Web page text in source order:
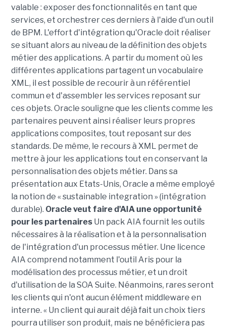
valable : exposer des fonctionnalités en tant que
services, et orchestrer ces derniers à l'aide d'un outil
de BPM. L'effort d'intégration qu'Oracle doit réaliser
se situant alors au niveau de la définition des objets
métier des applications. A partir du moment où les
différentes applications partagent un vocabulaire
XML, il est possible de recourir à un référentiel
commun et d'assembler les services reposant sur
ces objets. Oracle souligne que les clients comme les
partenaires peuvent ainsi réaliser leurs propres
applications composites, tout reposant sur des
standards. De même, le recours à XML permet de
mettre à jour les applications tout en conservant la
personnalisation des objets métier. Dans sa
présentation aux Etats-Unis, Oracle a même employé
la notion de « sustainable integration » (intégration
durable). Oracle veut faire d'AIA une opportunité
pour les partenairesUn pack AIA fournit les outils
nécessaires à la réalisation et à la personnalisation
de l'intégration d'un processus métier. Une licence
AIA comprend notamment l'outil Aris pour la
modélisation des processus métier, et un droit
d'utilisation de la SOA Suite. Néanmoins, rares seront
les clients qui n'ont aucun élément middleware en
interne. « Un client qui aurait déjà fait un choix tiers
pourra utiliser son produit, mais ne bénéficiera pas